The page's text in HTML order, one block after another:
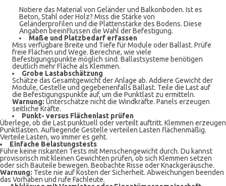
Notiere das Material von Geländer und Balkonboden. Ist es
Beton, Stahl oder Holz? Miss die Stärke von
Geländerprofilen und die Plattenstärke des Bodens. Diese
Angaben beeinflussen die Wahl der Befestigung.
Maße und Platzbedarf erfassen
Miss verfügbare Breite und Tiefe für Module oder Ballast. Prüfe
freie Flächen und Wege. Berechne, wie viele
Befestigungspunkte möglich sind. Ballastsysteme benötigen
deutlich mehr Fläche als Klemmen.
Grobe Lastabschätzung
Schätze das Gesamtgewicht der Anlage ab. Addiere Gewicht der
Module, Gestelle und gegebenenfalls Ballast. Teile die Last auf
die Befestigungspunkte auf, um die Punktlast zu ermitteln.
Warnung: Unterschätze nicht die Windkräfte. Panels erzeugen
seitliche Kräfte.
Punkt- versus Flächenlast prüfen
Überlege, ob die Last punktuell oder verteilt auftritt. Klemmen erzeugen
Punktlasten. Aufliegende Gestelle verteilen Lasten flächenmäßig.
Verteile Lasten, wo immer es geht.
Einfache Belastungstests
Führe keine riskanten Tests mit Menschengewicht durch. Du kannst
provisorisch mit kleinen Gewichten prüfen, ob sich Klemmen setzen
oder sich Bauteile bewegen. Beobachte Risse oder Knackgeräusche.
Warnung: Teste nie auf Kosten der Sicherheit. Abweichungen beenden
das Vorhaben und rufe Fachleute.